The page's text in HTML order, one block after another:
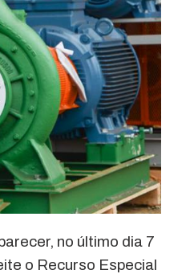
no último dia 7
o Recurso Especial